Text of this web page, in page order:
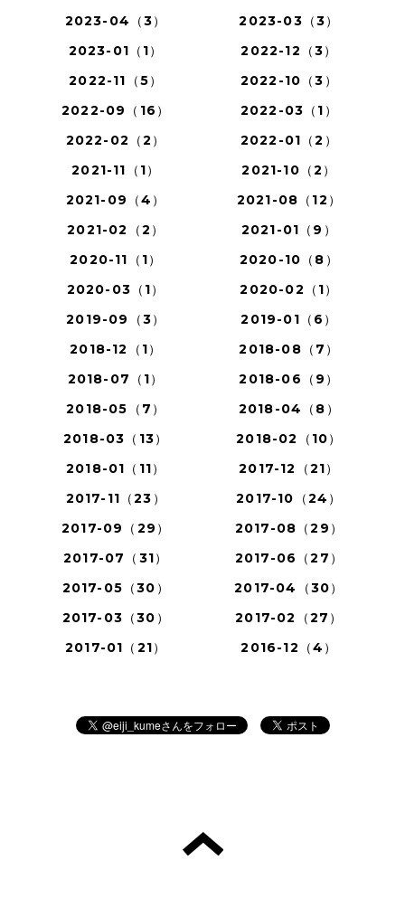
2023-04（3）
2023-03（3）
2023-01（1）
2022-12（3）
2022-11（5）
2022-10（3）
2022-09（16）
2022-03（1）
2022-02（2）
2022-01（2）
2021-11（1）
2021-10（2）
2021-09（4）
2021-08（12）
2021-02（2）
2021-01（9）
2020-11（1）
2020-10（8）
2020-03（1）
2020-02（1）
2019-09（3）
2019-01（6）
2018-12（1）
2018-08（7）
2018-07（1）
2018-06（9）
2018-05（7）
2018-04（8）
2018-03（13）
2018-02（10）
2018-01（11）
2017-12（21）
2017-11（23）
2017-10（24）
2017-09（29）
2017-08（29）
2017-07（31）
2017-06（27）
2017-05（30）
2017-04（30）
2017-03（30）
2017-02（27）
2017-01（21）
2016-12（4）